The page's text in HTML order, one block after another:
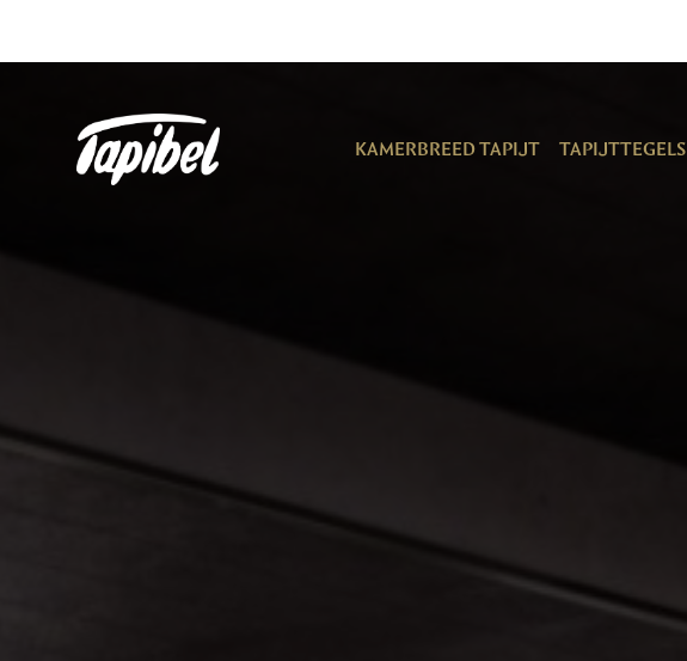
KAMERBREED TAPIJT TAPIJTTEGELS